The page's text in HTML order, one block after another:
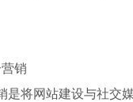
销
是将网站建设与社交